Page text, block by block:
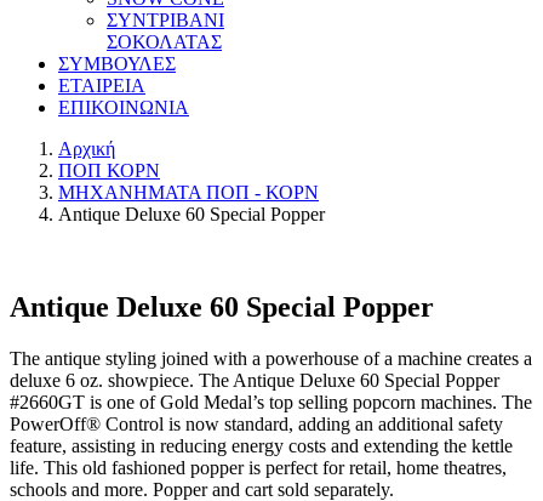
ΣΥΝΤΡΙΒΑΝΙ
ΣΟΚΟΛΑΤΑΣ
ΣΥΜΒΟΥΛΕΣ
ΕΤΑΙΡΕΙΑ
ΕΠΙΚΟΙΝΩΝΙΑ
Αρχική
ΠΟΠ ΚΟΡΝ
ΜΗΧΑΝΗΜΑΤΑ ΠΟΠ - ΚΟΡΝ
Antique Deluxe 60 Special Popper
Antique Deluxe 60 Special Popper
The antique styling joined with a powerhouse of a machine creates a
deluxe 6 oz. showpiece. The Antique Deluxe 60 Special Popper
#2660GT is one of Gold Medal’s top selling popcorn machines. The
PowerOff® Control is now standard, adding an additional safety
feature, assisting in reducing energy costs and extending the kettle
life. This old fashioned popper is perfect for retail, home theatres,
schools and more. Popper and cart sold separately.